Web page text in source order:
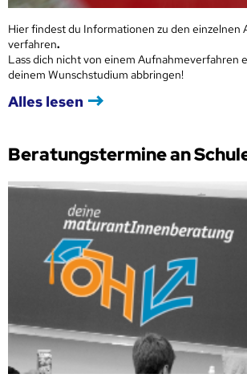
Hier findest du Informationen zu den einzelnen
verfahren.
Lass dich nicht von einem Aufnahmeverfahren
deinem Wunschstudium abbringen!
Alles lesen
Beratungstermine an